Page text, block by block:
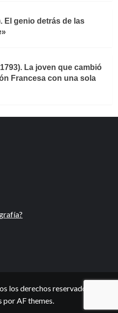
El genio detrás de las
La joven que cambió
Francesa con una sola
los derechos reservados.
por AF themes.